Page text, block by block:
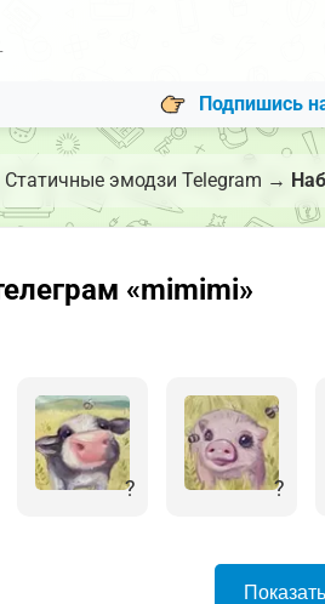
Подпишись
Статичные эмодзи Telegram →
«mimimi»
? ?